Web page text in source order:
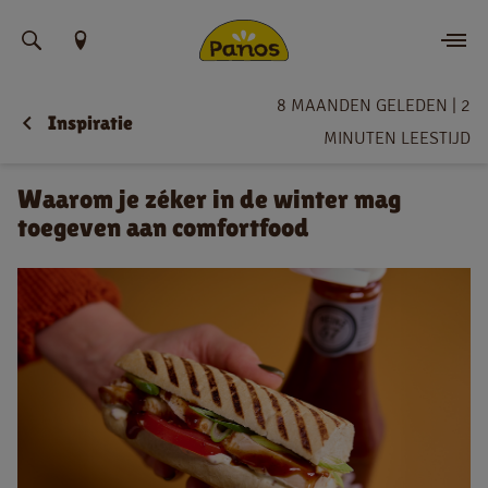
Vind uw locatie
Nieuws
Menu
App
Contact
Jobs
Inspiratie
8 MAANDEN GELEDEN
2
MINUTEN LEESTIJD
Waarom je zéker in de winter mag
toegeven aan comfortfood